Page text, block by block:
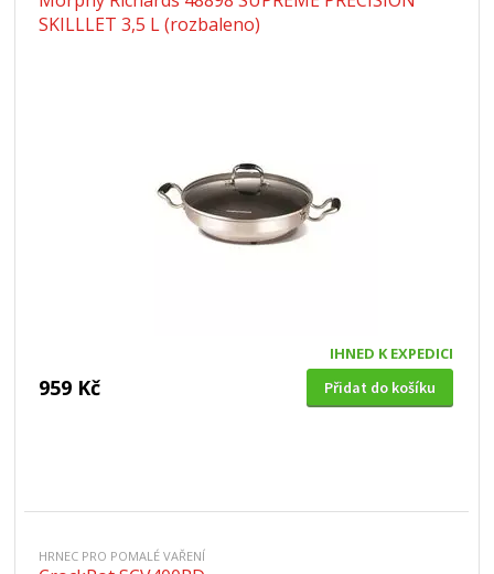
SKILLLET 3,5 L (rozbaleno)
IHNED K EXPEDICI
959 Kč Přidat do košíku
HRNEC PRO POMALÉ VAŘENÍ